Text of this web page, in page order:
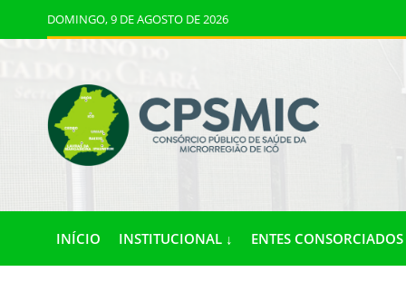
DOMINGO, 9 DE AGOSTO DE 2026
INÍCIO INSTITUCIONAL ↓ ENTES